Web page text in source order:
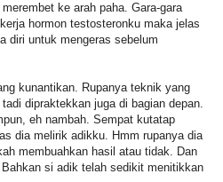
ke arah paha. Gara-gara
hormon testosteronku maka jelas
diri untuk mengeras sebelum
kunantikan. Rupanya teknik yang
dipraktekkan juga di bagian depan.
eh nambah. Sempat kutatap
dia melirik adikku. Hmm rupanya dia
membuahkan hasil atau tidak. Dan
si adik telah sedikit menitikkan